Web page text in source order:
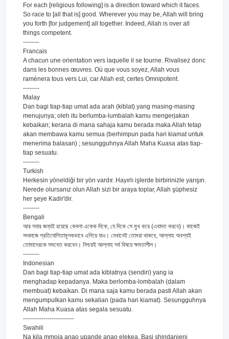
For each [religious following] is a direction toward which it faces.
So race to [all that is] good. Wherever you may be, Allah will bring
you forth [for judgement] all together. Indeed, Allah is over all
things competent.
--------
Francais
A chacun une orientation vers laquelle il se tourne. Rivalisez donc
dans les bonnes œuvres. Où que vous soyez, Allah vous
ramènera tous vers Lui, car Allah est, certes Omnipotent.
--------
Malay
Dan bagi tiap-tiap umat ada arah (kiblat) yang masing-masing
menujunya; oleh itu berlumba-lumbalah kamu mengerjakan
kebaikan; kerana di mana sahaja kamu berada maka Allah tetap
akan membawa kamu semua (berhimpun pada hari kiamat untuk
menerima balasan) ; sesungguhnya Allah Maha Kuasa atas tiap-
tiap sesuatu.
--------
Turkish
Herkesin yöneldiği bir yön vardır. Hayırlı işlerde birbirinizle yarışın.
Nerede olursanız olun Allah sizi bir araya toplar, Allah şüphesiz
her şeye Kadir'dir.
--------
Bengali
আর সবার জন্যই রয়েছে কেবলা একেক দিকে, যে দিকে সে মুখ করে (এবাদত করবে)। কাজেই
সৎকাজে প্রতিযোগিতামূলকভাবে এগিয়ে যাও। যেখানেই তোমরা থাকবে, আল্লাহ অবশ্যই
তোমাদেরকে সমবেত করবেন। নিশ্চয়ই আল্লাহ সর্ব বিষয়ে ক্ষমতাশীল।
--------
Indonesian
Dan bagi tiap-tiap umat ada kiblatnya (sendiri) yang ia
menghadap kepadanya. Maka berlomba-lombalah (dalam
membuat) kebaikan. Di mana saja kamu berada pasti Allah akan
mengumpulkan kamu sekalian (pada hari kiamat). Sesungguhnya
Allah Maha Kuasa atas segala sesuatu.
-------------------------
Swahili
Na kila mmoja anao upande anao elekea. Basi shindanieni